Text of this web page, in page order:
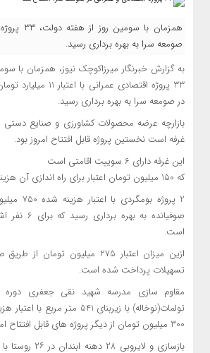
همزمان با
صومعه سرا به بهره برداری رسید.
به گزارش خبرنگار میرزاکوچک نیوز، همزمان با
در صومعه سرا به بهره برداری رسید.
غرفه است نخستین پروژه قابل افتتاح امروز بود.
این غرفه دارای 6 سوییت اقامتی است
که 150 میلیون تومان اعتبار برای راه اندازی آن هزینه شده است.
2 پروژه
صوفیانده به
است.
ازین میزان اعتبار 275 میلیون
تسهیلات پرداخت شده است.
مقاوم سازی مدرسه شهید نقی جعفری دوره
تولمات(نوخاله) با زیربنای 541 متر
300 میلیون تومان از دیگر پروژه های قابل افتتاح امروز بود.